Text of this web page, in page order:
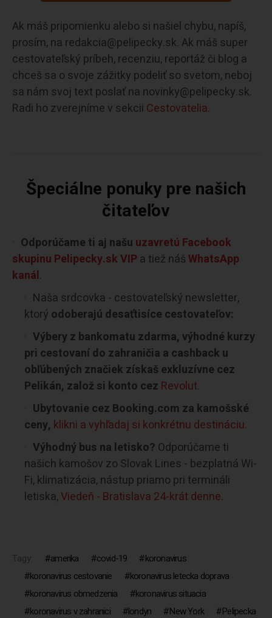
Ak máš pripomienku alebo si našiel chybu, napíš,
prosím, na redakcia@pelipecky.sk. Ak máš super
cestovateľský príbeh, recenziu, reportáž či blog a
chceš sa o svoje zážitky podeliť so svetom, neboj
sa nám svoj text poslať na novinky@pelipecky.sk.
Radi ho zverejníme v sekcii Cestovatelia.
Špeciálne ponuky pre našich
čitateľov
Odporúčame ti aj našu uzavretú Facebook
skupinu Pelipecky.sk VIP a tiež nášWhatsApp
kanál.
Naša srdcovka - cestovateľský newsletter,
ktorý odoberajú desaťtisíce cestovateľov:
Výbery z bankomatu zdarma, výhodné kurzy
pri cestovaní do zahraničia a cashback u
obľúbených značiek získaš exkluzívne cez
Pelikán, založ si konto cez Revolut.
Ubytovanie cez Booking.com za kamošské
ceny, klikni a vyhľadaj si konkrétnu destináciu.
Výhodný bus na letisko? Odporúčame ti
našich kamošov zo Slovak Lines - bezplatná Wi-
Fi, klimatizácia, nástup priamo pri termináli
letiska,Viedeň - Bratislava 24-krát denne.
Tagy: amerika covid-19
koronavirus
koronavirus cestovanie
koronavirus letecka doprava
koronavirus obmedzenia
koronavirus situacia
koronavirus v zahranici
londyn New York Pelipecka